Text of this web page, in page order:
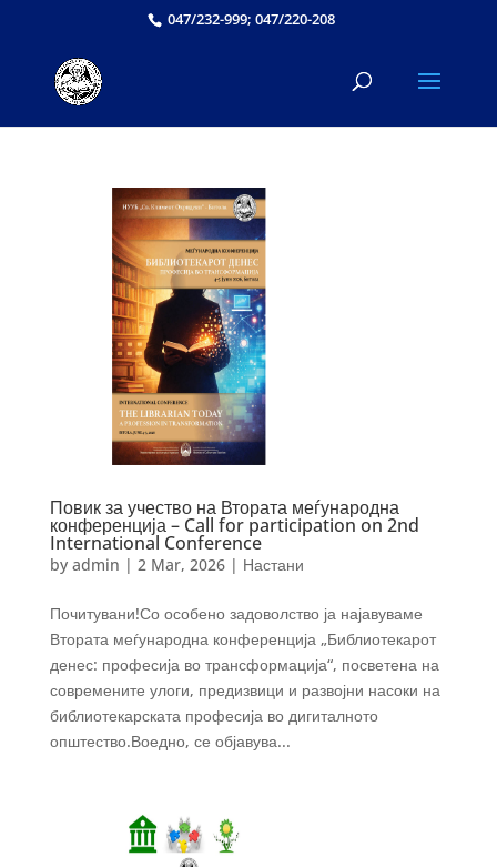
047/232-999; 047/220-208
Повик за учество на Втората меѓународна
конференција – Call for participation on 2nd
International Conference
by admin | 2 Mar, 2026| Настани
Почитувани!Со особено задоволство ја најавуваме
Втората меѓународна конференција „Библиотекарот
денес: професија во трансформација“, посветена на
современите улоги, предизвици и развојни насоки на
библиотекарската професија во дигиталното
општество.Воедно, се објавува...